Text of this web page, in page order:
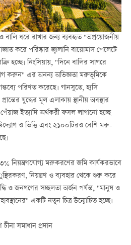
বালি ধরে রাখার জন্য ব্যবহৃত "অপ্রয়োজনীয়
করে পরিষ্কার জ্বালানি বায়োমাস পেলেটে
হচ্ছে। নিংসিয়ায়, "দিনে বালির সাগরে
করুন" এর অনন্য অভিজ্ঞতা মরুভূমিকে
পরিণত করেছে। গানসুতে, হ্যসি
যুদ্ধের মূল এলাকায় স্থানীয় অবস্থার
ইত্যাদি অর্থকরী ফসল লাগানো হচ্ছে
ও ভিত্তি এবং ২১০০টিরও বেশি মরু-
নিয়ন্ত্রণযোগ্য মরুকরণের জমি কার্যকরভাবে
ুস্থিরকরণ, নিয়ন্ত্রণ ও ব্যবহার থেকে শুরু করে
ও জনগণের সচ্ছলতা অর্জন পর্যন্ত, "মানুষ ও
একটি নতুন চিত্র উন্মোচিত হচ্ছে।
সমাধান প্রদান